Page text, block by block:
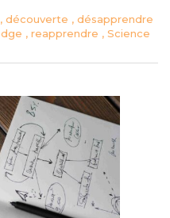
, découverte , désapprendre
, reapprendre , Science